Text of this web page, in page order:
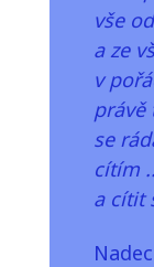
vše
a ze
v
právě
se
cítím
a cítit